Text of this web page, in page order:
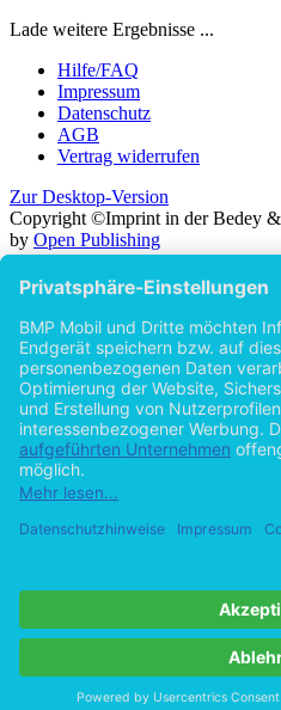
Lade weitere Ergebnisse ...
Hilfe/FAQ
Impressum
Datenschutz
AGB
Vertrag widerrufen
Zur Desktop-Version
Copyright ©Imprint in der Bedey
by Open Publishing
Zurück
Suche in
Titel
Autor
Volltext
Erscheinungsjahr
Beliebiges Erscheinungsjahr
ab 2026
ab 2025
ab 2023
ab 2010
Cookie-Einstellungen